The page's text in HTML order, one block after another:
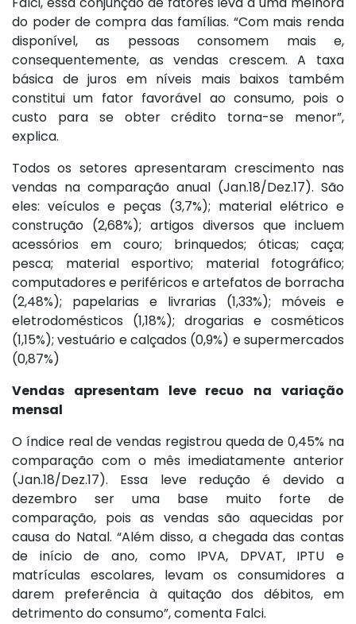
do poder de compra das famílias. “Com mais renda
disponível, as pessoas consomem mais e,
consequentemente, as vendas crescem. A taxa
básica de juros em níveis mais baixos também
constitui um fator favorável ao consumo, pois o
custo para se obter crédito torna-se menor”,
explica.
Todos os setores apresentaram crescimento nas
vendas na comparação anual (Jan.18/Dez.17). São
eles: veículos e peças (3,7%); material elétrico e
construção (2,68%); artigos diversos que incluem
acessórios em couro; brinquedos; óticas; caça;
pesca; material esportivo; material fotográfico;
computadores e periféricos e artefatos de borracha
(2,48%); papelarias e livrarias (1,33%); móveis e
eletrodomésticos (1,18%); drogarias e cosméticos
(1,15%); vestuário e calçados (0,9%) e supermercados
(0,87%)
Vendas apresentam leve recuo na variação
mensal
O índice real de vendas registrou queda de 0,45% na
comparação com o mês imediatamente anterior
(Jan.18/Dez.17). Essa leve redução é devido a
dezembro ser uma base muito forte de
comparação, pois as vendas são aquecidas por
causa do Natal. “Além disso, a chegada das contas
de início de ano, como IPVA, DPVAT, IPTU e
matrículas escolares, levam os consumidores a
darem preferência à quitação dos débitos, em
detrimento do consumo”, comenta Falci.